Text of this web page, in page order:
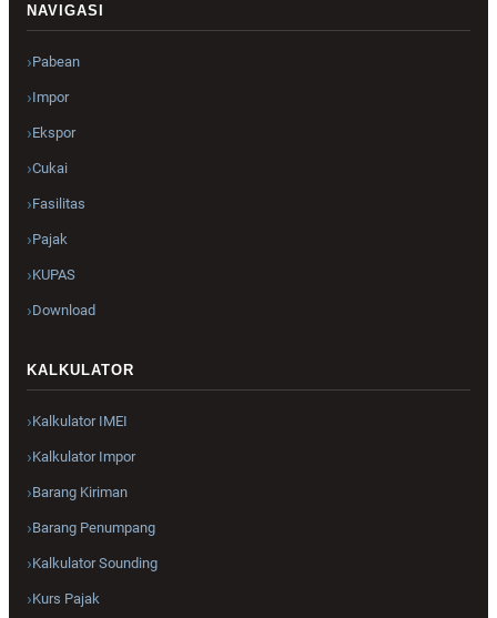
NAVIGASI
Pabean
Impor
Ekspor
Cukai
Fasilitas
Pajak
KUPAS
Download
KALKULATOR
Kalkulator IMEI
Kalkulator Impor
Barang Kiriman
Barang Penumpang
Kalkulator Sounding
Kurs Pajak